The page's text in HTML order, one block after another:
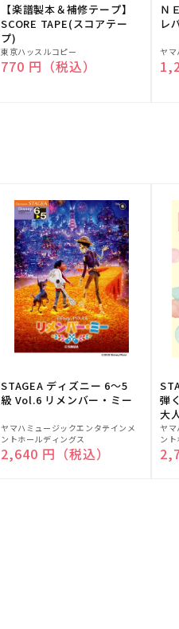
【楽譜製本＆補修テープ】
SCORE TAPE(スコアテー
プ)
販
売
東京ハッスルコピー
通常価格
770 円（税込）
Ｎ
レ
販
売
ヤマ
通
STAGEA ディズニー 6～5
級 Vol.6 リメンバー・ミー
販
売
元:
ヤマハミュージックエンタテインメ
ントホールディングス
通常価格
2,640 円（税込）
弾
大
付)
販
売
元:
ヤマ
ン
通